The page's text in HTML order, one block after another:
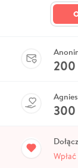
200
300